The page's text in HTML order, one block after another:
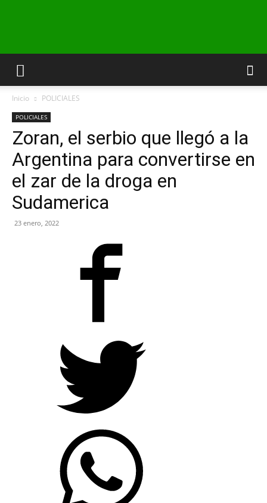
INFO24
NEGRO
Inicio POLICIALES
POLICIALES
Zoran, el serbio que llegó a la
Argentina para convertirse en
el zar de la droga en
Sudamerica
23 enero, 2022